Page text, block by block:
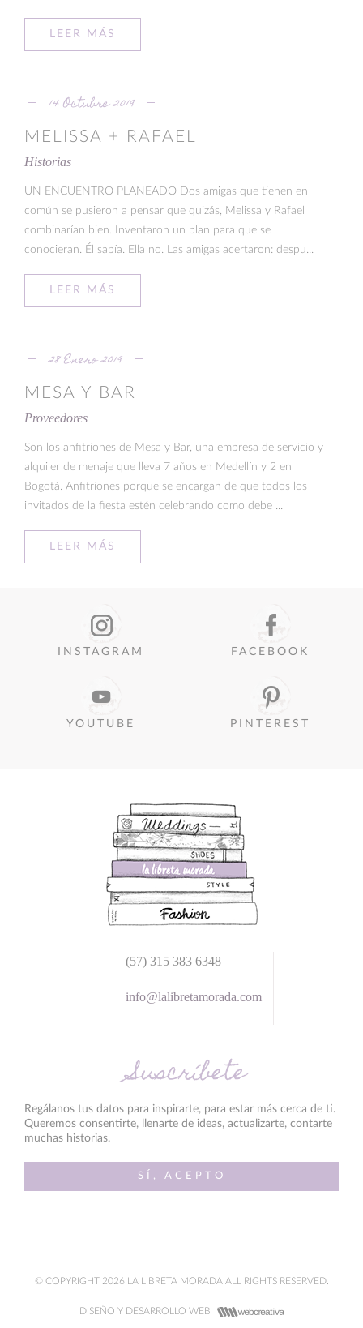
LEER MÁS
14 Octubre 2019
MELISSA + RAFAEL
Historias
UN ENCUENTRO PLANEADO Dos amigas que tienen en
común se pusieron a pensar que quizás, Melissa y Rafael
combinarían bien. Inventaron un plan para que se
conocieran. Él sabía. Ella no. Las amigas acertaron: despu...
LEER MÁS
28 Enero 2019
MESA Y BAR
Proveedores
Son los anfitriones de Mesa y Bar, una empresa de servicio y
alquiler de menaje que lleva 7 años en Medellín y 2 en
Bogotá. Anfitriones porque se encargan de que todos los
invitados de la fiesta estén celebrando como debe ...
LEER MÁS
INSTAGRAM FACEBOOK
YOUTUBE PINTEREST
(57) 315 383 6348
info@lalibretamorada.com
Suscríbete
Regálanos tus datos para inspirarte, para estar más cerca de ti.
Queremos consentirte, llenarte de ideas, actualizarte, contarte
muchas historias.
SÍ, ACEPTO
© COPYRIGHT 2026 LA LIBRETA MORADA ALL RIGHTS RESERVED.
DISEÑO Y DESARROLLO WEB